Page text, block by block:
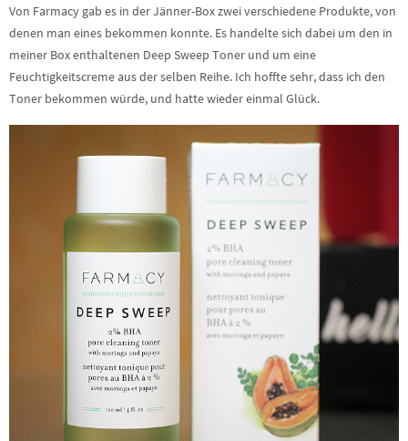
Von Farmacy gab es in der Jänner-Box zwei verschiedene Produkte, von
denen man eines bekommen konnte. Es handelte sich dabei um den in
meiner Box enthaltenen Deep Sweep Toner und um eine
Feuchtigkeitscreme aus der selben Reihe. Ich hoffte sehr, dass ich den
Toner bekommen würde, und hatte wieder einmal Glück.